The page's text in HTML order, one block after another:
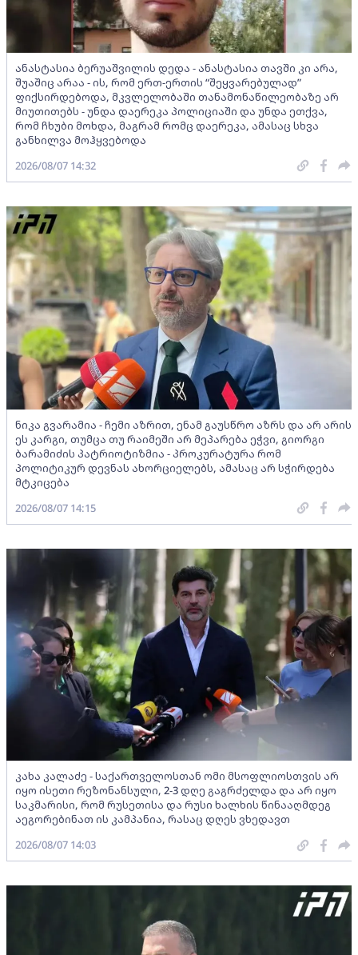
ანასტასია ბერუაშვილის დედა - ანასტასია თავში კი არა,
შუაშიც არაა - ის, რომ ერთ-ერთის “შეყვარებულად”
ფიქსირდებოდა, მკვლელობაში თანამონაწილეობაზე არ
მიუთითებს - უნდა დაერეკა პოლიციაში და უნდა ეთქვა,
რომ ჩხუბი მოხდა, მაგრამ რომც დაერეკა, ამასაც სხვა
განხილვა მოჰყვებოდა
2026/08/07 14:32
ნიკა გვარამია - ჩემი აზრით, ენამ გაუსწრო აზრს და არ არის
ეს კარგი, თუმცა თუ რაიმეში არ მეპარება ეჭვი, გიორგი
ბარამიძის პატრიოტიზმია - პროკურატურა რომ
პოლიტიკურ დევნას ახორციელებს, ამასაც არ სჭირდება
მტკიცება
2026/08/07 14:15
კახა კალაძე - საქართველოსთან ომი მსოფლიოსთვის არ
იყო ისეთი რეზონანსული, 2-3 დღე გაგრძელდა და არ იყო
საკმარისი, რომ რუსეთისა და რუსი ხალხის წინააღმდეგ
აეგორებინათ ის კამპანია, რასაც დღეს ვხედავთ
2026/08/07 14:03